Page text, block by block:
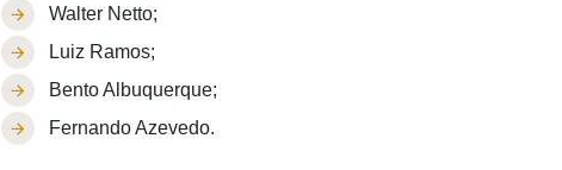
Walter Netto;
Luiz Ramos;
Bento Albuquerque;
Fernando Azevedo.